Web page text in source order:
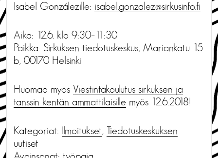
Isabel Gonzálezille: isabel.gonzalez@sirkusinfo.fi
Aika: 12.6. klo 9:30–11:30
Paikka: Sirkuksen tiedotuskeskus, Mariankatu 15
b, 00170 Helsinki
Huomaa myös Viestintäkoulutus sirkuksen ja
tanssin kentän ammattilaisille myös 12.6.2018!
Kategoriat: Ilmoitukset, Tiedotus­keskuksen
uutiset
Avainsanat: työpaja